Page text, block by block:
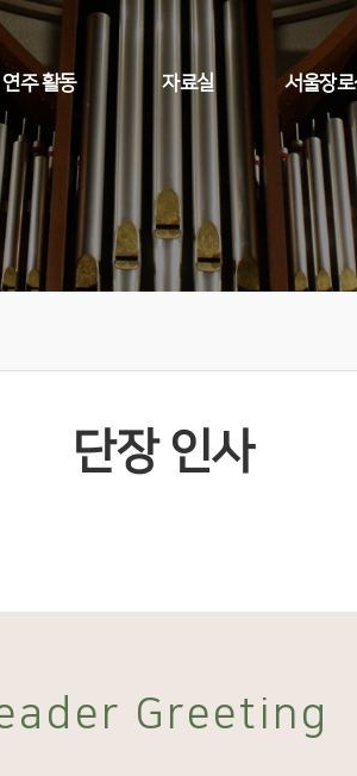
연주 활동 자료실 서울장
단장 인사
Greeting